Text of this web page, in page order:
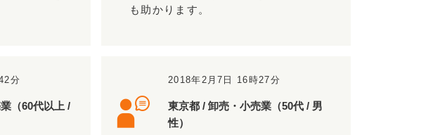
も助かります。
分
（60代以上 /
2018年2月7日 16時27分
東京都 / 卸売・小売業（50代 / 男
性）